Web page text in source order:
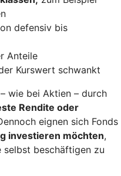
defensiv bis
Anteile
Kurswert schwankt
wie bei Aktien – durch
Rendite oder
eignen sich Fonds
investieren möchten,
selbst beschäftigen zu